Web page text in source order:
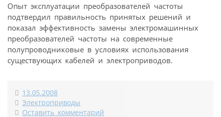
Опыт эксплуатации преобразователей частоты
подтвердил правильность принятых решений и
показал эффективность замены электромашинных
преобразователей частоты на современные
полупроводниковые в условиях использования
существующих кабелей и электроприводов.
13.05.2008
Электроприводы
Оставить комментарий